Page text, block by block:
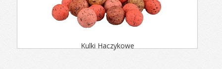
Kulki Haczykowe